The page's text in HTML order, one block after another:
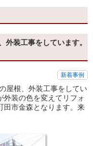
装工事をしています。
新着事例
屋根、外装工事をしてい
外装の色を変えてリフォ
田市金森となります。来